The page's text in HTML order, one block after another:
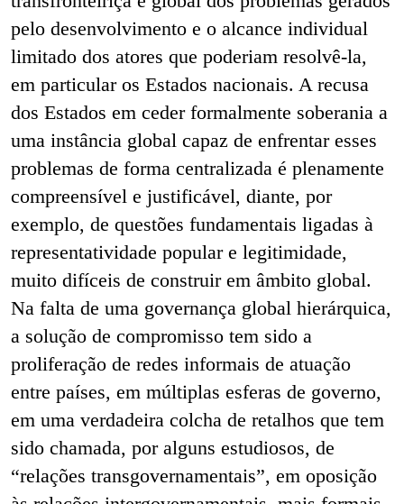
pelo desenvolvimento e o alcance individual
limitado dos atores que poderiam resolvê-la,
em particular os Estados nacionais. A recusa
dos Estados em ceder formalmente soberania a
uma instância global capaz de enfrentar esses
problemas de forma centralizada é plenamente
compreensível e justificável, diante, por
exemplo, de questões fundamentais ligadas à
representatividade popular e legitimidade,
muito difíceis de construir em âmbito global.
Na falta de uma governança global hierárquica,
a solução de compromisso tem sido a
proliferação de redes informais de atuação
entre países, em múltiplas esferas de governo,
em uma verdadeira colcha de retalhos que tem
sido chamada, por alguns estudiosos, de
“relações transgovernamentais”, em oposição